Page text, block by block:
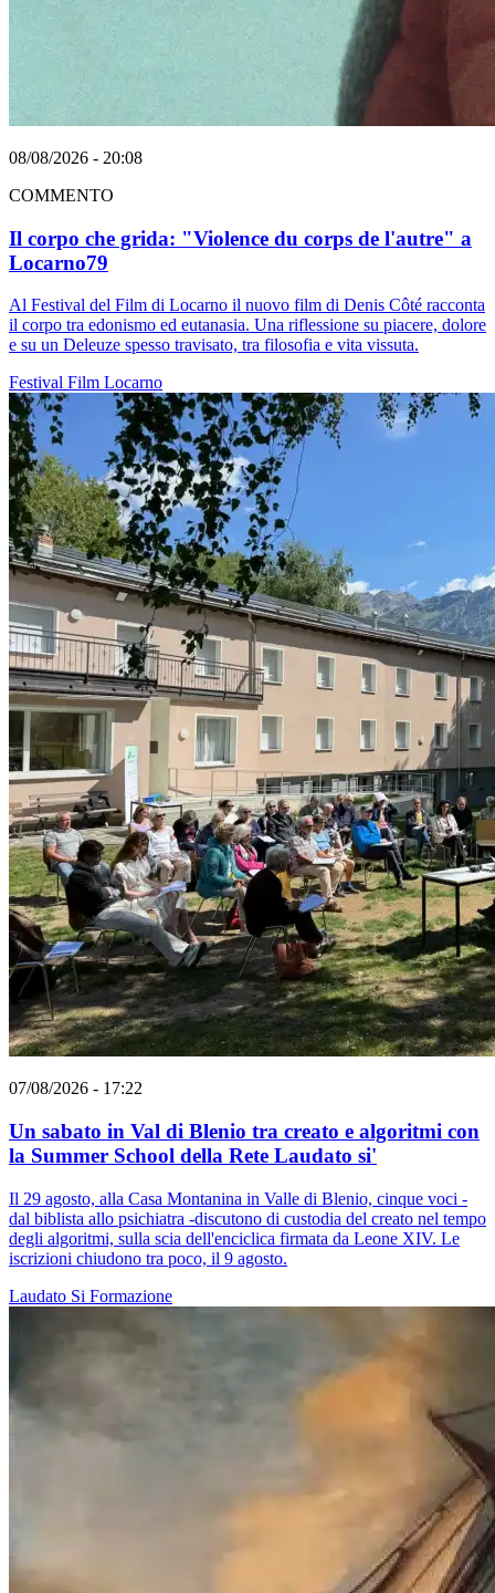
08/08/2026 - 20:08
COMMENTO
Il corpo che grida: "Violence du corps de l'autre" a
Locarno79
Al Festival del Film di Locarno il nuovo film di Denis Côté racconta
il corpo tra edonismo ed eutanasia. Una riflessione su piacere, dolore
e su un Deleuze spesso travisato, tra filosofia e vita vissuta.
Festival Film Locarno
07/08/2026 - 17:22
Un sabato in Val di Blenio tra creato e algoritmi con
la Summer School della Rete Laudato si'
Il 29 agosto, alla Casa Montanina in Valle di Blenio, cinque voci -
dal biblista allo psichiatra -discutono di custodia del creato nel tempo
degli algoritmi, sulla scia dell'enciclica firmata da Leone XIV. Le
iscrizioni chiudono tra poco, il 9 agosto.
Laudato Si Formazione